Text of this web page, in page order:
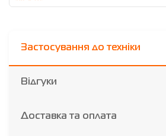
Застосування до техніки
Відгуки
Доставка та оплата